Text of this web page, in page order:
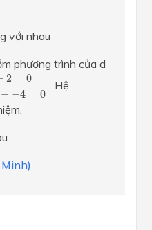
với nhau
phương trình của d
2 = 0
− −4 = 0
02x +4y−−4=0
. Hệ